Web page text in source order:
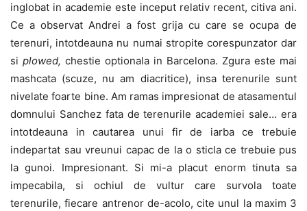
inglobat in academie este inceput relativ recent, citiva ani.
Ce a observat Andrei a fost grija cu care se ocupa de
terenuri, intotdeauna nu numai stropite corespunzator dar
si plowed, chestie optionala in Barcelona. Zgura este mai
mashcata (scuze, nu am diacritice), insa terenurile sunt
nivelate foarte bine. Am ramas impresionat de atasamentul
domnului Sanchez fata de terenurile academiei sale… era
intotdeauna in cautarea unui fir de iarba ce trebuie
indepartat sau vreunui capac de la o sticla ce trebuie pus
la gunoi. Impresionant. Si mi-a placut enorm tinuta sa
impecabila, si ochiul de vultur care survola toate
terenurile, fiecare antrenor de-acolo, cite unul la maxim 3